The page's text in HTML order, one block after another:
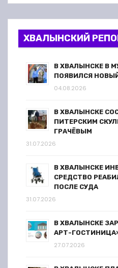
ХВАЛЫНСКИЙ
В ХВАЛЫНСКЕ В
ПОЯВИЛСЯ
04.08.2026
В ХВАЛЫНСКЕ
ПИТЕРСКИМ
ГРАЧЁВЫМ
31.07.2026
В ХВАЛЫНСКЕ
СРЕДСТВО
ПОСЛЕ СУДА
31.07.2026
В ХВАЛЫНСКЕ
АРТ-
27.07.2026